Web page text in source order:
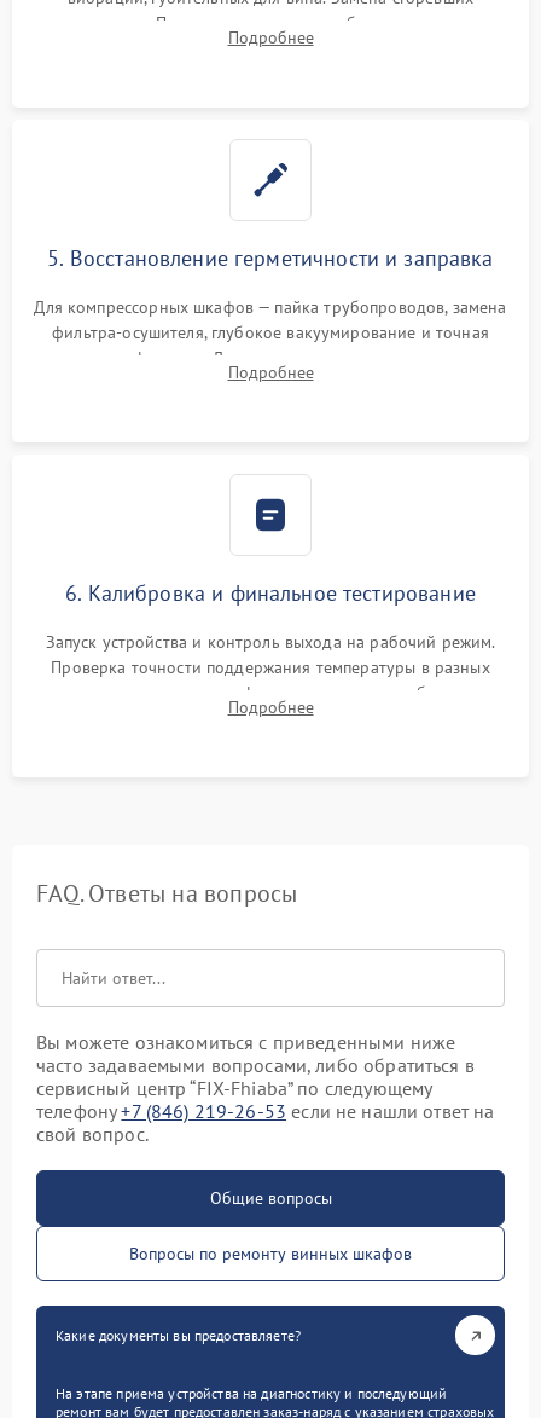
элементов Пельтье, вентиляторов обдува, угольных
фильтров или поврежденных уплотнителей дверцы.
Подробнее
5. Восстановление герметичности и заправка
Для компрессорных шкафов — пайка трубопроводов, замена
фильтра-осушителя, глубокое вакуумирование и точная
заправка фреоном. Для термоэлектрических — замена
термопасты и герметизация охлаждающего блока.
Подробнее
6. Калибровка и финальное тестирование
Запуск устройства и контроль выхода на рабочий режим.
Проверка точности поддержания температуры в разных
климатических зонах шкафа, оценка уровня стабильности
влажности и полного отсутствия вибраций корпуса.
Подробнее
FAQ. Ответы на вопросы
Вы можете ознакомиться с приведенными ниже
часто задаваемыми вопросами, либо обратиться в
сервисный центр “FIX-Fhiaba” по следующему
телефону+7 (846) 219-26-53 если не нашли ответ на
свой вопрос.
Общие вопросы
Вопросы по ремонту винных шкафов
Какие документы вы предоставляете?
На этапе приема устройства на диагностику и последующий
ремонт вам будет предоставлен заказ-наряд с указанием страховых